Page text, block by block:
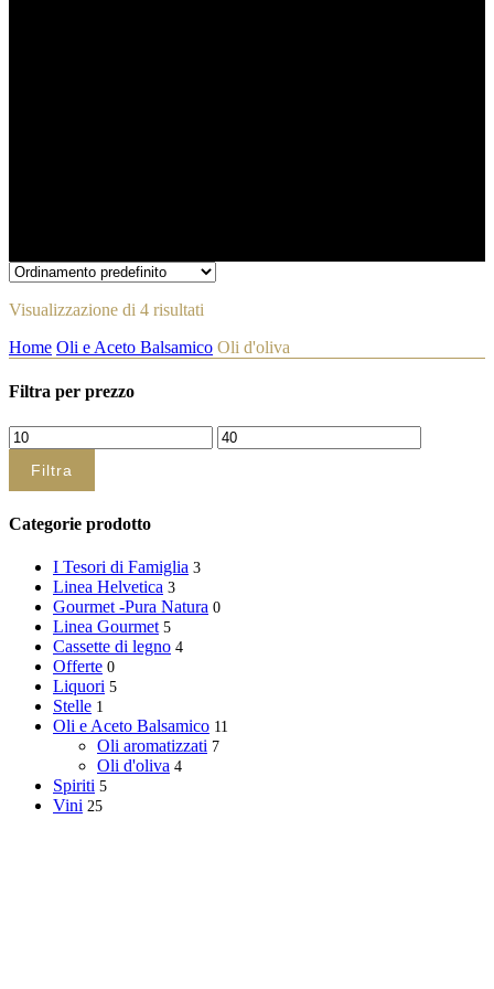
Visualizzazione di 4 risultati
Home Oli e Aceto Balsamico Oli d'oliva
Filtra per prezzo
Prezzo
Min
Prezzo
Max
Filtra
Categorie prodotto
I Tesori di Famiglia 3
Linea Helvetica 3
Gourmet -Pura Natura 0
Linea Gourmet 5
Cassette di legno 4
Offerte 0
Liquori 5
Stelle 1
Oli e Aceto Balsamico 11
Oli aromatizzati 7
Oli d'oliva 4
Spiriti 5
Vini 25